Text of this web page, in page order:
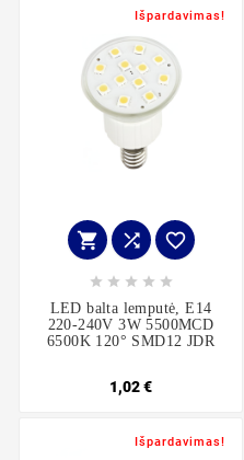
Išpardavimas!
  
    
LED balta lemputė, E14
220-240V 3W 5500MCD
6500K 120° SMD12 JDR
1,02 €
Išpardavimas!